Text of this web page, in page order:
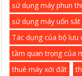
sử dụng máy phun
sử dụng máy uốn
Tác dụng của bộ lưu
tầm quan trọng của
thuê máy xới đất